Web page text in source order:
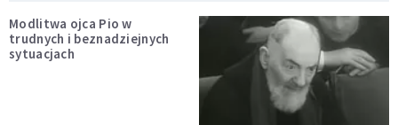
Modlitwa ojca Pio w
trudnych i beznadziejnych
sytuacjach